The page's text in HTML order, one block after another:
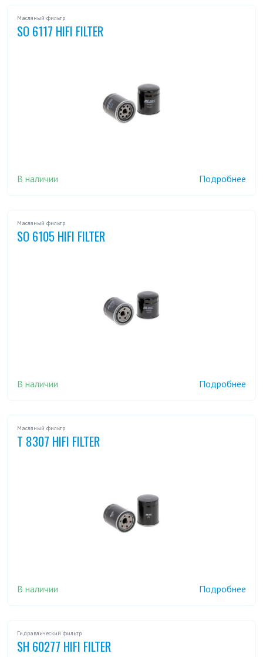
Масляный фильтр
SO 6117 HIFI FILTER
В наличии Подробнее
Масляный фильтр
SO 6105 HIFI FILTER
В наличии Подробнее
Масляный фильтр
T 8307 HIFI FILTER
В наличии Подробнее
Гидравлический фильтр
SH 60277 HIFI FILTER